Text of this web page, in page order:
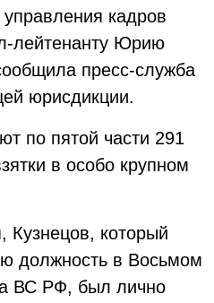
управления кадров
лейтенанту Юрию
пресс-служба
юрисдикции.
по пятой части 291
в особо крупном
Кузнецов, который
должность в Восьмом
ВС РФ, был лично